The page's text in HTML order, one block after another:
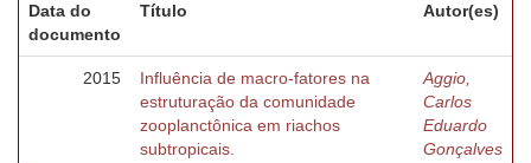
Data do
documento
Título Autor(es)
2015
Influência de macro-fatores na
estruturação da comunidade
zooplanctônica em riachos
subtropicais.
Aggio,
Carlos
Eduardo
Gonçalves